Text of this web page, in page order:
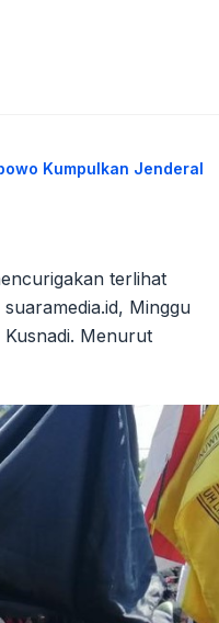
Kumpulkan Jenderal
terlihat
Minggu
Menurut